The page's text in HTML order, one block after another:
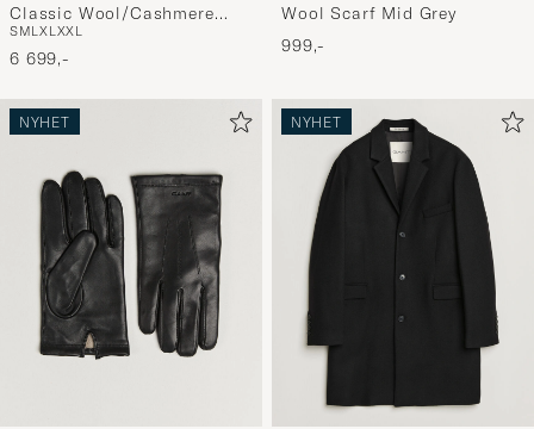
Classic Wool/Cashmere
Coat Evening Blue
SMLXLXXL
6 699,-
Wool Scarf Mid Grey
999,-
NYHET NYHET